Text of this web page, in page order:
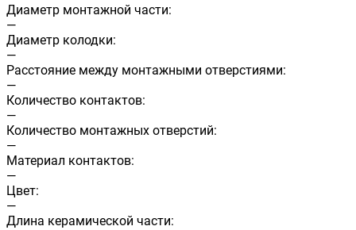
Диаметр монтажной части:
—
Диаметр колодки:
—
Расстояние между монтажными отверстиями:
—
Количество контактов:
—
Количество монтажных отверстий:
—
Материал контактов:
—
Цвет:
—
Длина керамической части: